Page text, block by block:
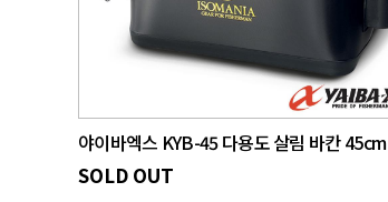
야이바엑스 KYB-45 다용도 살림 바칸 45cm
SOLD OUT